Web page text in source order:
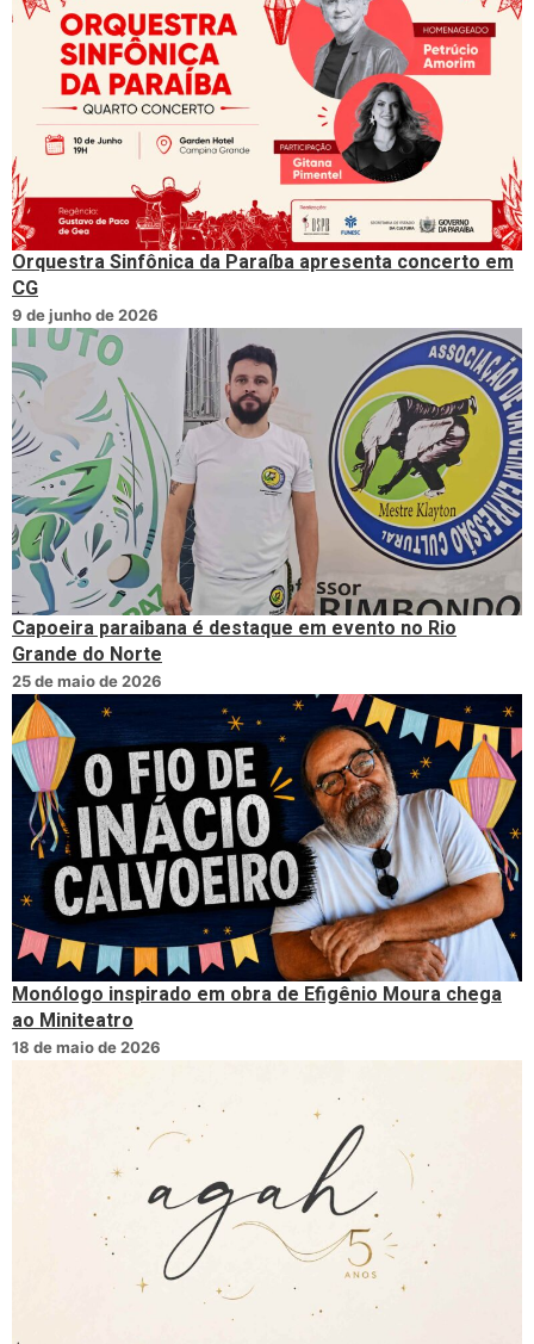
Orquestra Sinfônica da Paraíba apresenta concerto em
CG
9 de junho de 2026
Capoeira paraibana é destaque em evento no Rio
Grande do Norte
25 de maio de 2026
Monólogo inspirado em obra de Efigênio Moura chega
ao Miniteatro
18 de maio de 2026